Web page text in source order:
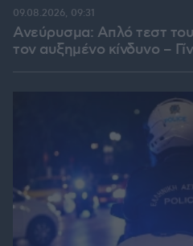
Ανεύρυσμα: Απλό τεστ του
τον αυξημένο κίνδυνο –
09.08.2026, 09:31